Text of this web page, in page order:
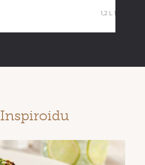
1,2 L 16 cm
Inspiroidu